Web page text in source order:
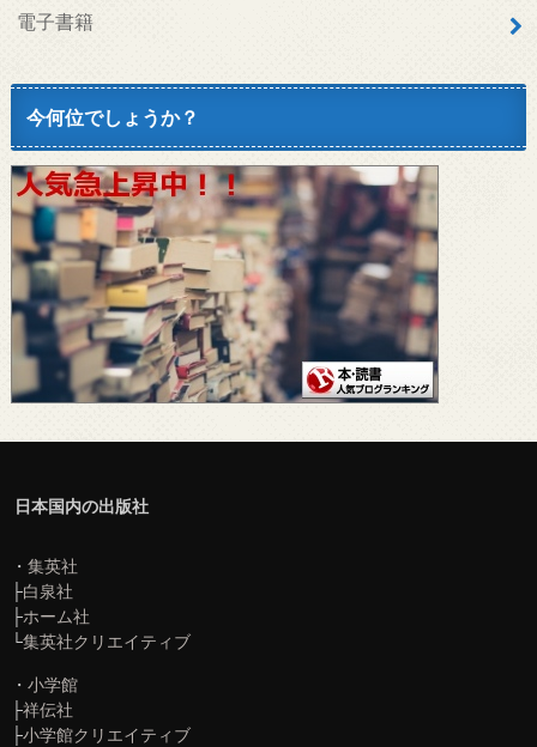
電子書籍
今何位でしょうか？
日本国内の出版社
・ 集英社
├白泉社
├ホーム社
└集英社クリエイティブ
・ 小学館
├祥伝社
├小学館クリエイティブ